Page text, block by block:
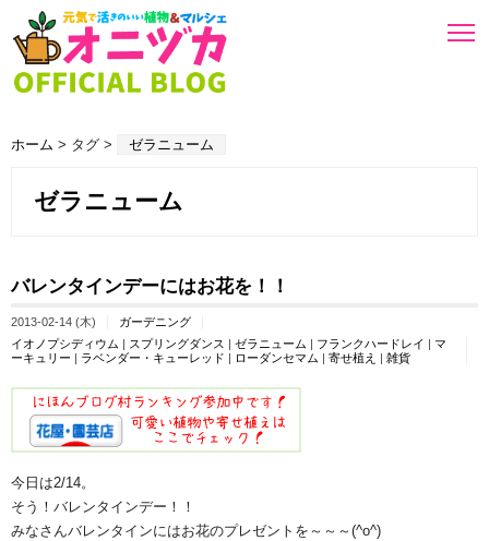
ホーム > タグ > ゼラニューム
ゼラニューム
バレンタインデーにはお花を！！
2013-02-14 (木)
ガーデニング
イオノプシディウム | スプリングダンス | ゼラニューム | フランクハードレイ | マ
ーキュリー | ラベンダー・キューレッド | ローダンセマム | 寄せ植え | 雑貨
今日は2/14。
そう！バレンタインデー！！
みなさんバレンタインにはお花のプレゼントを～～～(^o^)ゞ